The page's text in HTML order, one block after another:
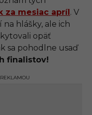
za mesiac apríl. V
hlášky, ale ich
opäť
sa pohodlne usaď
finalistov!